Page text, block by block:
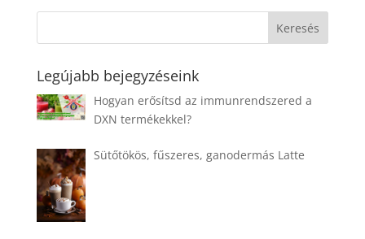
Legújabb bejegyzéseink
Hogyan erősítsd az immunrendszered a
DXN termékekkel?
Sütőtökös, fűszeres, ganodermás Latte